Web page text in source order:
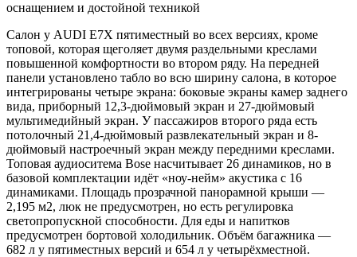
Салон у AUDI E7X пятиместный во всех версиях, кроме
топовой, которая щеголяет двумя раздельными креслами
повышенной комфортности во втором ряду. На передней
панели установлено табло во всю ширину салона, в которое
интегрированы четыре экрана: боковые экраны камер заднего
вида, приборный 12,3-дюймовый экран и 27-дюймовый
мультимедийный экран. У пассажиров второго ряда есть
потолочный 21,4-дюймовый развлекательный экран и 8-
дюймовый настроечный экран между передними креслами.
Топовая аудиоситема Bose насчитывает 26 динамиков, но в
базовой комплектации идёт «ноу-нейм» акустика с 16
динамиками. Площадь прозрачной панорамной крыши —
2,195 м2, люк не предусмотрен, но есть регулировка
светопропускной способности. Для еды и напитков
предусмотрен бортовой холодильник. Объём багажника —
682 л у пятиместных версий и 654 л у четырёхместной.